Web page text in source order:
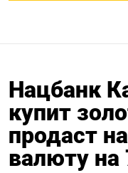
Нацбанк
купит
продаст
валюту на